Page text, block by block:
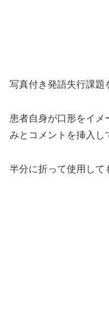
写真付き発語失行課題
患者自身が口形をイメ
みとコメントを挿入し
半分に折って使用して